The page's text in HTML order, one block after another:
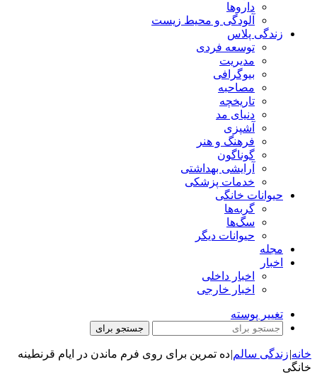
داروها
آلودگی و محیط زیست
زندگی پلاس
توسعه فردی
مدیریت
بیوگرافی
مصاحبه
تاریخچه
دنیای مد
آشپزی
فرهنگ و هنر
گوناگون
آرایشی بهداشتی
خدمات پزشکی
حیوانات خانگی
گربه‌ها
سگ‌ها
حیوانات دیگر
مجله
اخبار
اخبار داخلی
اخبار خارجی
تغییر پوسته
جستجو برای
خانه|زندگی سالم|ده تمرین برای روی فرم ماندن در ایام قرنطینه
خانگی